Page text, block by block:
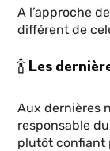
A l’approche
différent de
🍾 Les
Aux dernières
responsable
plutôt confiant